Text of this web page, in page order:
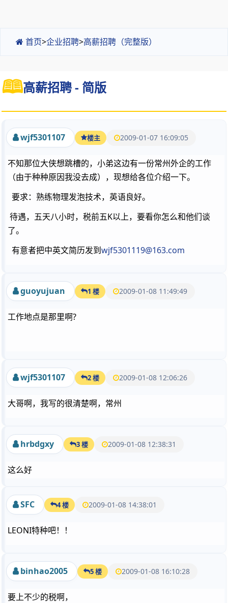
首页>企业招聘>高薪招聘（完整版）
高薪招聘 - 简版
wjf5301107 楼主 2009-01-07 16:09:05
不知那位大侠想跳槽的，小弟这边有一份常州外企的工作
（由于种种原因我没去成），现想给各位介绍一下。
要求：熟练物理发泡技术，英语良好。
待遇，五天八小时，税前五K以上，要看你怎么和他们谈
了。
有意者把中英文简历发到wjf5301119@163.com
guoyujuan 1 楼 2009-01-08 11:49:49
工作地点是那里啊?
wjf5301107 2 楼 2009-01-08 12:06:26
大哥啊，我写的很清楚啊，常州
hrbdgxy 3 楼 2009-01-08 12:38:31
这么好
SFC 4 楼 2009-01-08 14:38:01
LEONI特种吧！！
binhao2005 5 楼 2009-01-08 16:10:28
要上不少的税啊，